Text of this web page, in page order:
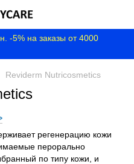
-5% на заказы от 4000
Reviderm Nutricosmetics
регенерацию кожи
перорально
по типу кожи
и